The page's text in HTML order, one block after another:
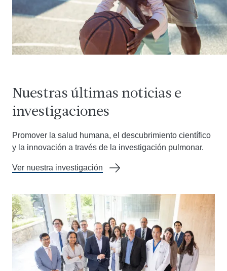
Nuestras últimas noticias e
investigaciones
Promover la salud humana, el descubrimiento científico
y la innovación a través de la investigación pulmonar.
Ver nuestra investigación